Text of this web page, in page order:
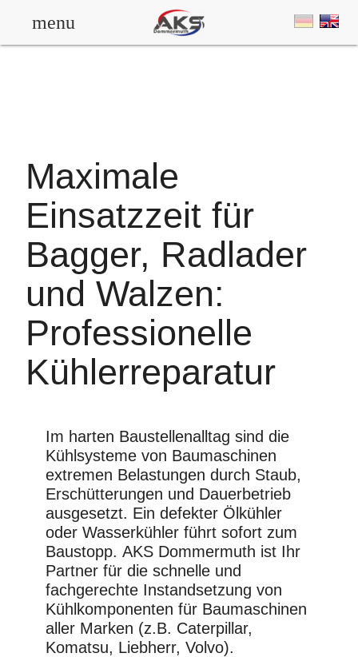
menu
Maximale
Einsatzzeit für
Bagger, Radlader
und Walzen:
Professionelle
Kühlerreparatur
Im harten Baustellenalltag sind die
Kühlsysteme von Baumaschinen
extremen Belastungen durch Staub,
Erschütterungen und Dauerbetrieb
ausgesetzt. Ein defekter Ölkühler
oder Wasserkühler führt sofort zum
Baustopp.AKS Dommermuth ist Ihr
Partner für die schnelle und
fachgerechte Instandsetzung von
Kühlkomponenten für Baumaschinen
aller Marken (z.B. Caterpillar,
Komatsu, Liebherr, Volvo).